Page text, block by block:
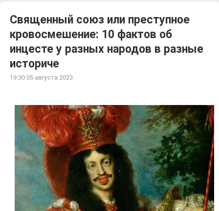
Священный союз или преступное
кровосмешение: 10 фактов об
инцесте у разных народов в разные
историче
19:30 05 августа 2023